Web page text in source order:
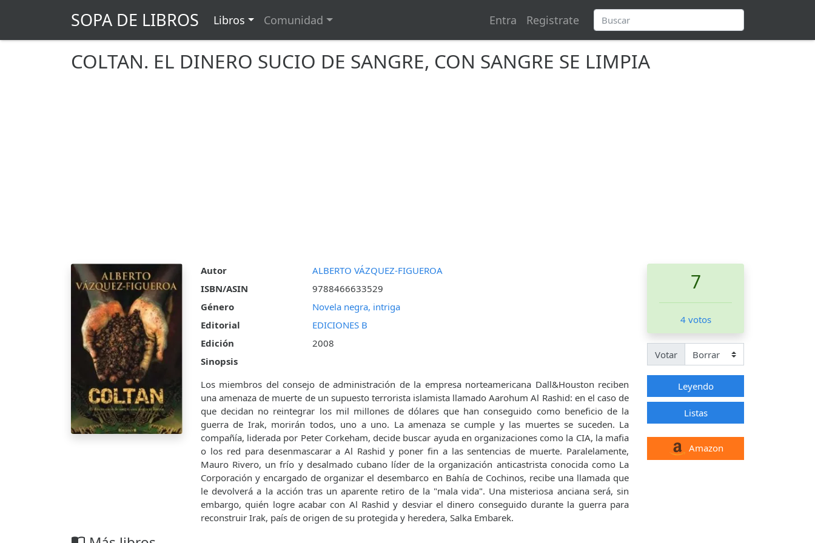
SOPA DE LIBROS Libros Comunidad Entra Registrate
COLTAN. EL DINERO SUCIO DE SANGRE, CON SANGRE SE LIMPIA
Autor
ALBERTO VÁZQUEZ-FIGUEROA
ISBN/ASIN
9788466633529
Género
Novela negra, intriga
Editorial
EDICIONES B
Edición
2008
Sinopsis
Los miembros del consejo de administración de la empresa norteamericana Dall&Houston reciben
una amenaza de muerte de un supuesto terrorista islamista llamado Aarohum Al Rashid: en el caso de
que decidan no reintegrar los mil millones de dólares que han conseguido como beneficio de la
guerra de Irak, morirán todos, uno a uno. La amenaza se cumple y las muertes se suceden. La
compañía, liderada por Peter Corkeham, decide buscar ayuda en organizaciones como la CIA, la mafia
o los red para desenmascarar a Al Rashid y poner fin a las sentencias de muerte. Paralelamente,
Mauro Rivero, un frío y desalmado cubano líder de la organización anticastrista conocida como La
Corporación y encargado de organizar el desembarco en Bahía de Cochinos, recibe una llamada que
le devolverá a la acción tras un aparente retiro de la "mala vida". Una misteriosa anciana será, sin
embargo, quién logre acabar con Al Rashid y desviar el dinero conseguido durante la guerra para
reconstruir Irak, país de origen de su protegida y heredera, Salka Embarek.
7
4 votos
Votar
Leyendo
Listas
Amazon